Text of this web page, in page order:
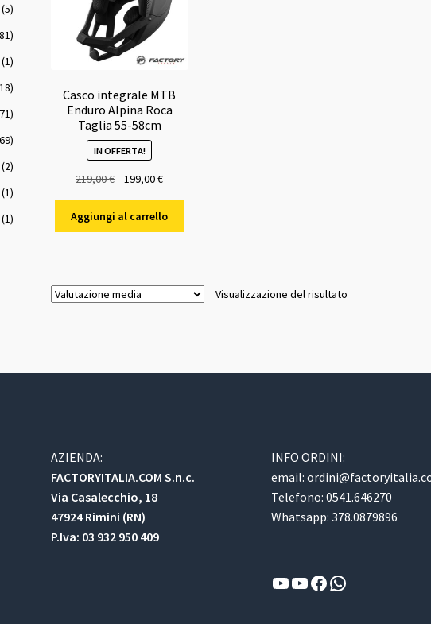
Casco integrale MTB
Enduro Alpina Roca
Taglia 55-58cm
IN OFFERTA!
219,00€
originale
era:
199,00€Il
attuale
è:
Aggiungi al carrello
Visualizzazione del risultato
(5)
(1)
(2)
(1)
(1)
AZIENDA:
FACTORYITALIA.COM S.n.c.
Via Casalecchio, 18
47924 Rimini (RN)
P.Iva: 03 932 950 409
INFO ORDINI:
email:
Telefono: 0541.646270
Whatsapp: 378.0879896
YouTube
YouTube
Facebook
WhatsApp